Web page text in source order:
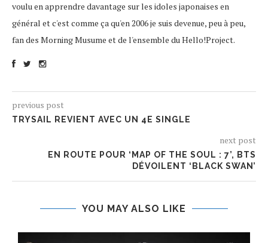
voulu en apprendre davantage sur les idoles japonaises en
général et c'est comme ça qu'en 2006 je suis devenue, peu à peu,
fan des Morning Musume et de l'ensemble du Hello!Project.
previous post
TRYSAIL REVIENT AVEC UN 4E SINGLE
next post
EN ROUTE POUR ‘MAP OF THE SOUL : 7’, BTS
DÉVOILENT ‘BLACK SWAN’
YOU MAY ALSO LIKE